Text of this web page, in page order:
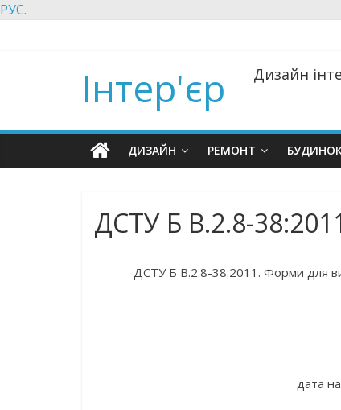
РУС.
Інтер'єр Дизайн
ДИЗАЙН РЕМОНТ
ДСТУ Б В.2.8-
ДСТУ Б В.2.8-38:2011. Форми для
дата